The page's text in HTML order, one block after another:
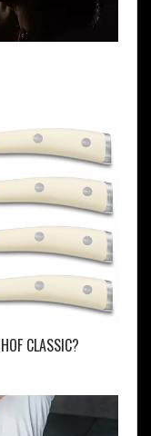
CLASSIC?